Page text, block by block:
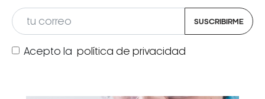
SUSCRIBIRME
Acepto la política de privacidad